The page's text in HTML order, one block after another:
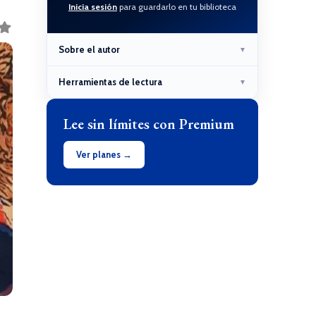
Inicia sesión para guardarlo en tu biblioteca
Sobre el autor ▼
Herramientas de lectura ▼
Lee sin límites con Premium
Ver planes →